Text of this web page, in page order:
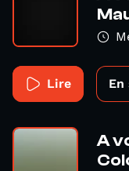
Lire En
A